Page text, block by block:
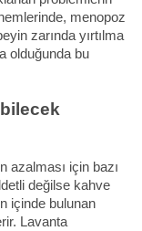
menopoz
zarında yırtılma
olduğunda bu
azalması için bazı
değilse kahve
içinde bulunan
Lavanta